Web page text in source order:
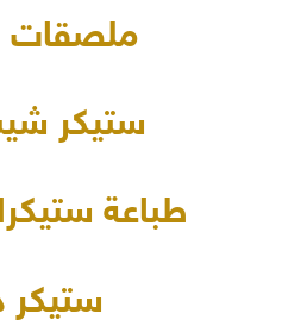
ملصقات
ستيكر
طباعة
ستيكر